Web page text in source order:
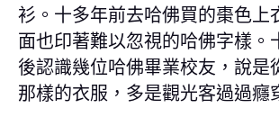
衫。十多年前去哈佛買的棗色上
面也印著難以忽視的哈佛字樣。
後認識幾位哈佛畢業校友，說是
那樣的衣服，多是觀光客過過癮